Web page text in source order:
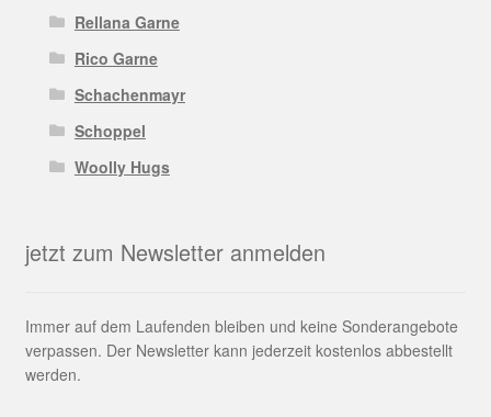
Rellana Garne
Rico Garne
Schachenmayr
Schoppel
Woolly Hugs
jetzt zum Newsletter anmelden
Immer auf dem Laufenden bleiben und keine Sonderangebote
verpassen. Der Newsletter kann jederzeit kostenlos abbestellt
werden.